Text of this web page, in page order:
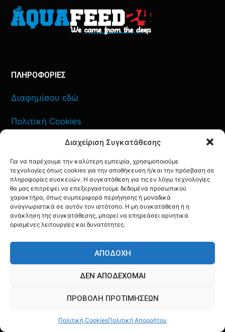
Διαχείριση Συγκατάθεσης
Για να παρέχουμε την καλύτερη εμπειρία, χρησιμοποιούμε
τεχνολογίες όπως cookies για την αποθήκευση ή/και την πρόσβαση σε
πληροφορίες συσκευών. Η συγκατάθεση για τις εν λόγω τεχνολογίες
θα μας επιτρέψει να επεξεργαστούμε δεδομένα προσωπικού
χαρακτήρα, όπως συμπεριφορά περιήγησης ή μοναδικά
αναγνωριστικά σε αυτόν τον ιστότοπο. Η μη συγκατάθεση ή η
ανάκληση της συγκατάθεσης, μπορεί να επηρεάσει αρνητικά
ορισμένες λειτουργίες και δυνατότητες.
ΑΠΟΔΟΧΉ
ΔΕΝ ΑΠΟΔΈΧΟΜΑΙ
ΠΡΟΒΟΛΉ ΠΡΟΤΙΜΉΣΕΩΝ
Πολιτική CookiesΠολιτική Απορρήτου
ΠΛΗΡΟΦΟΡΙΕΣ
Διαφημίσου εδώ
Πολιτική Cookies
Πολιτική Απορρήτου
ΕΠΙΚΟΙΝΩΝΙΑ
YOUTUBE